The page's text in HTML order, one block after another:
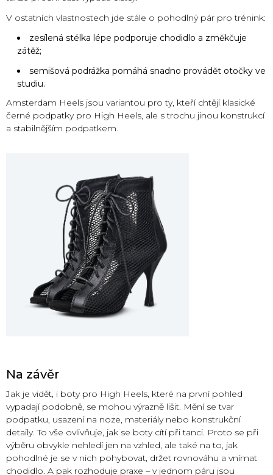
V ostatních vlastnostech jde stále o pohodlný pár pro trénink:
zesílená stélka lépe podporuje chodidlo a změkčuje
zátěž;
semišová podrážka pomáhá snadno provádět otočky ve
studiu.
Amsterdam Heels jsou variantou pro ty, kteří chtějí klasické
černé podpatky pro High Heels, ale s trochu jinou konstrukcí
a stabilnějším podpatkem.
Na závěr
Jak je vidět, i boty pro High Heels, které na první pohled
vypadají podobně, se mohou výrazně lišit. Mění se tvar
podpatku, usazení na noze, materiály nebo konstrukční
detaily. To vše ovlivňuje, jak se boty cítí při tanci. Proto se při
výběru obvykle nehledí jen na vzhled, ale také na to, jak
pohodlné je se v nich pohybovat, držet rovnováhu a vnímat
chodidlo. A pak rozhoduje praxe – v jednom páru jsou